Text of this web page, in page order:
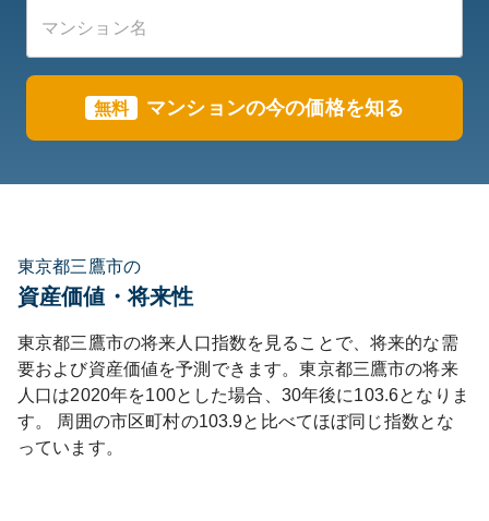
無料 マンションの今の価格を知る
東京都三鷹市の
資産価値・将来性
東京都三鷹市の将来人口指数を見ることで、将来的な需
要および資産価値を予測できます。東京都三鷹市の将来
人口は2020年を100とした場合、30年後に103.6となりま
す。
周囲の市区町村の103.9と比べてほぼ同じ指数とな
っています。